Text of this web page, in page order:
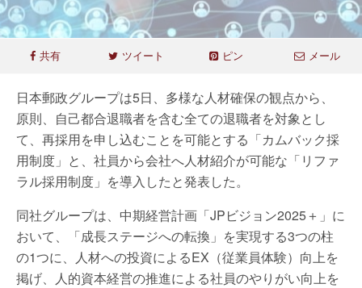
共有 ツイート ピン メール
日本郵政グループは5日、多様な人材確保の観点から、
原則、自己都合退職者を含む全ての退職者を対象とし
て、再採用を申し込むことを可能とする「カムバック採
用制度」と、社員から会社へ人材紹介が可能な「リファ
ラル採用制度」を導入したと発表した。
同社グループは、中期経営計画「JPビジョン2025＋」に
おいて、「成長ステージへの転換」を実現する3つの柱
の1つに、人材への投資によるEX（従業員体験）向上を
掲げ、人的資本経営の推進による社員のやりがい向上を